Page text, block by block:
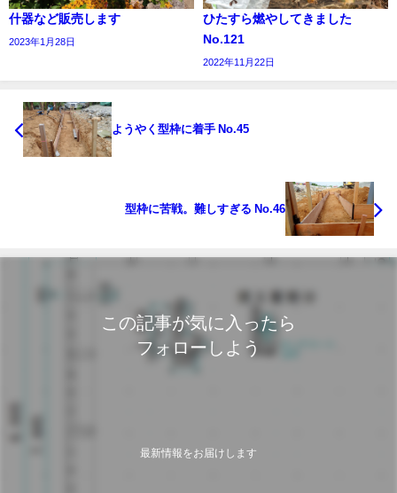
什器など販売します
2023年1月28日
ひたすら燃やしてきました
No.121
2022年11月22日
ようやく型枠に着手 No.45
型枠に苦戦。難しすぎる No.46
この記事が気に入ったら
フォローしよう
最新情報をお届けします